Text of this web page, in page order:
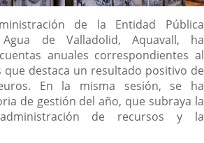
de la Entidad Pública
Agua de Valladolid, Aquavall, ha
anuales correspondientes al
que destaca un resultado positivo de
En la misma sesión, se ha
de gestión del año, que subraya la
de recursos y la